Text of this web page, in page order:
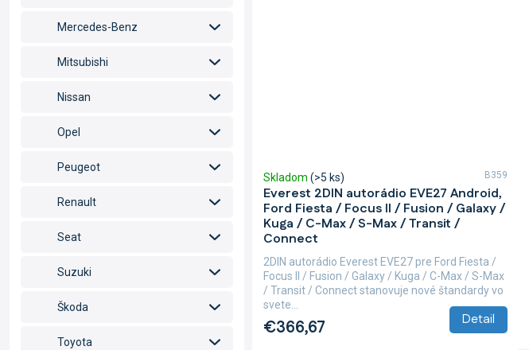
Mercedes-Benz
Mitsubishi
Nissan
Opel
Peugeot
Renault
Seat
Suzuki
Škoda
Toyota
Everest 2DIN autorádio EVE27 Android,
Ford Fiesta / Focus II / Fusion / Galaxy /
Kuga / C-Max / S-Max / Transit /
Connect
Skladom (>5 ks)
€366,67 Detail
2DIN autorádio Everest EVE27 pre Ford Fiesta /
Focus II / Fusion / Galaxy / Kuga / C-Max / S-Max
/ Transit / Connect stanovuje nové štandardy vo
svete...
B359